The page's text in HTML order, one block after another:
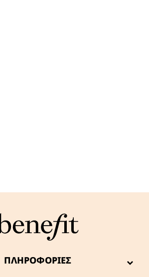
ΠΛΗΡΟΦΟΡΊΕΣ